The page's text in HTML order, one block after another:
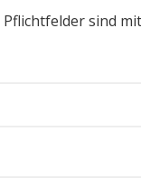
Pflichtfelder sind